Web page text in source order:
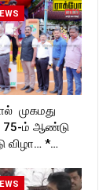
முகமது
75-ம் ஆண்டு
விழா… *…